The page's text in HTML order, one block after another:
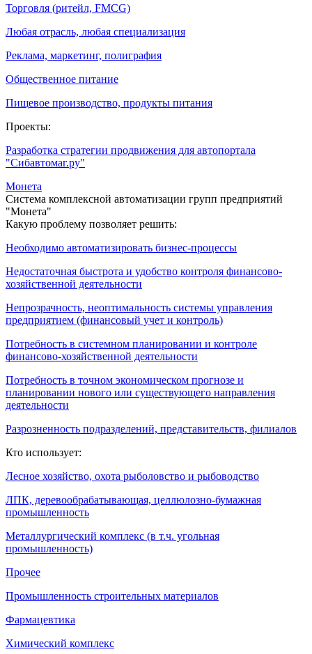
Торговля (ритейл, FMCG)
Любая отрасль, любая специализация
Реклама, маркетинг, полиграфия
Общественное питание
Пищевое производство, продукты питания
Проекты:
Разработка стратегии продвижения для автопортала
"Сибавтомаг.ру"
Монета
Система комплексной автоматизации групп предприятий
"Монета"
Какую проблему позволяет решить:
Необходимо автоматизировать бизнес-процессы
Недостаточная быстрота и удобство контроля финансово-
хозяйственной деятельности
Непрозрачность, неоптимальность системы управления
предприятием (финансовый учет и контроль)
Потребность в системном планировании и контроле
финансово-хозяйственной деятельности
Потребность в точном экономическом прогнозе и
планировании нового или существующего направления
деятельности
Разрозненность подразделений, представительств, филиалов
Кто использует:
Лесное хозяйство, охота рыболовство и рыбоводство
ЛПК, деревообрабатывающая, целлюлозно-бумажная
промышленность
Металлургический комплекс (в т.ч. угольная
промышленность)
Прочее
Промышленность строительных материалов
Фармацевтика
Химический комплекс